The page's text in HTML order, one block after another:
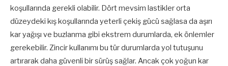
koşullarında gerekli olabilir. Dört mevsim lastikler orta
düzeydeki kış koşullarında yeterli çekiş gücü sağlasa da aşırı
kar yağışı ve buzlanma gibi ekstrem durumlarda, ek önlemler
gerekebilir. Zincir kullanımı bu tür durumlarda yol tutuşunu
artırarak daha güvenli bir sürüş sağlar. Ancak çok yoğun kar